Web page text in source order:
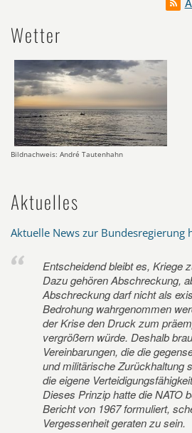
Wetter
Bildnachweis: André Tautenhahn
Aktuelles
Aktuelle News zur Bundesregierung
Entscheidend bleibt es, Kriege
Dazu gehören Abschreckung,
Abschreckung darf nicht als
Bedrohung wahrgenommen
der Krise den Druck zum
vergrößern würde. Deshalb
Vereinbarungen, die die
und militärische Zurückhaltung
die eigene
Dieses Prinzip hatte die NATO
Bericht von 1967 formuliert,
Vergessenheit geraten zu sein.